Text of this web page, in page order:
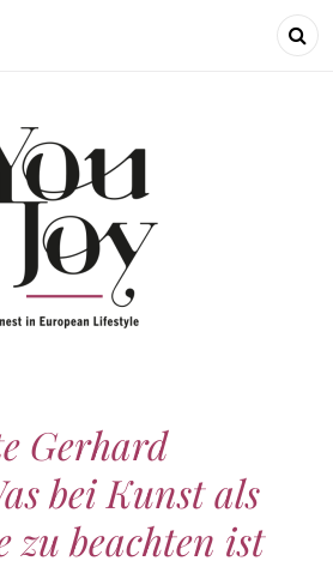
Gerhard
bei Kunst als
zu beachten ist